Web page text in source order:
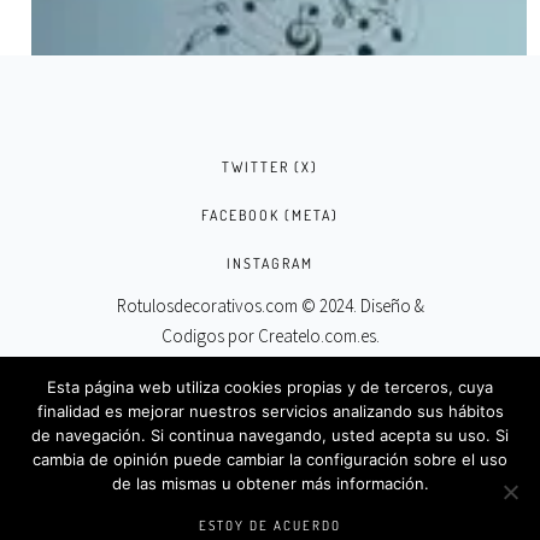
VINILO DE NOTAS MUSICALES EN
PENTAGRAMA CIRCULAR
TWITTER (X)
FACEBOOK (META)
INSTAGRAM
Rotulosdecorativos.com © 2024. Diseño &
Codigos por Createlo.com.es.
Esta página web utiliza cookies propias y de terceros, cuya
finalidad es mejorar nuestros servicios analizando sus hábitos
de navegación. Si continua navegando, usted acepta su uso. Si
cambia de opinión puede cambiar la configuración sobre el uso
de las mismas u obtener más información.
ESTOY DE ACUERDO